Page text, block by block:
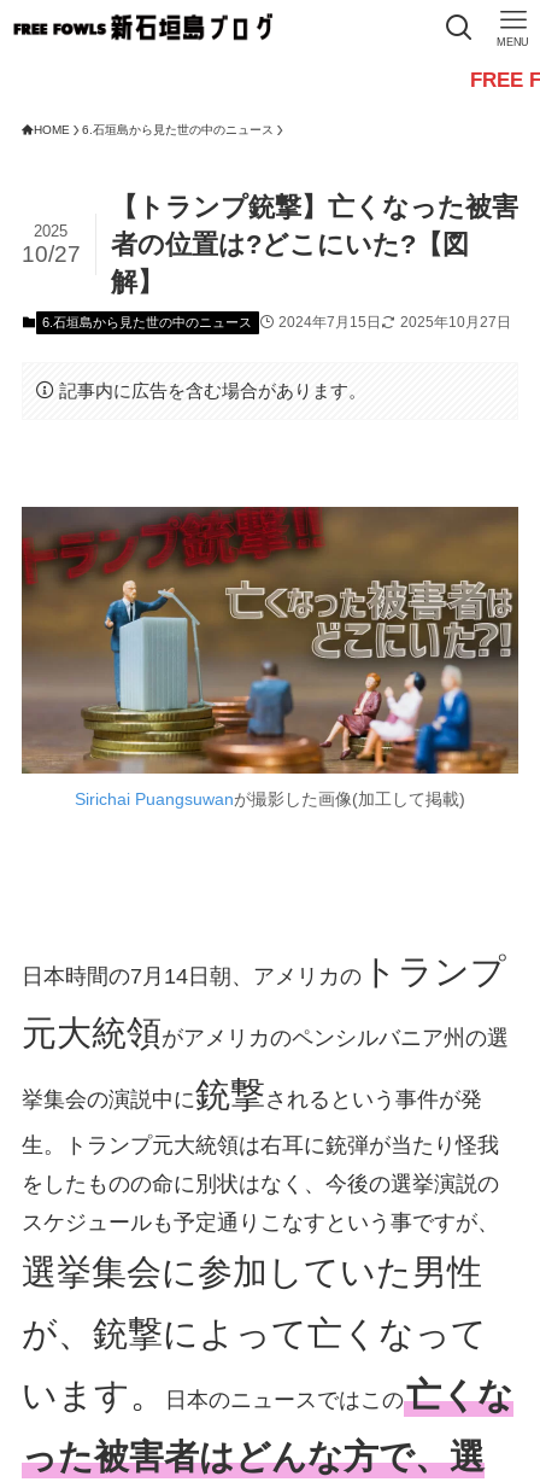
MENU
FREE FOWLSか
HOME 6.石垣島から見た世の中のニュース
【トランプ銃撃】亡くなった被害
者の位置は?どこにいた?【図
解】
2025
10/27
6.石垣島から見た世の中のニュース 2024年7月15日 2025年10月27日
記事内に広告を含む場合があります。
Sirichai Puangsuwanが撮影した画像(加工して掲載)
日本時間の7月14日朝、アメリカのトランプ
元大統領がアメリカのペンシルバニア州の選
挙集会の演説中に銃撃されるという事件が発
生。トランプ元大統領は右耳に銃弾が当たり怪我
をしたものの命に別状はなく、今後の選挙演説の
スケジュールも予定通りこなすという事ですが、
選挙集会に参加していた男性
が、銃撃によって亡くなって
います。
日本のニュースではこの亡くな
った被害者はどんな方で、選